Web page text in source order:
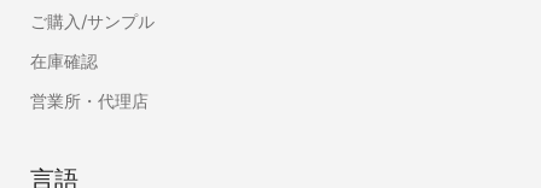
ご購入/サンプル
在庫確認
営業所・代理店
言語